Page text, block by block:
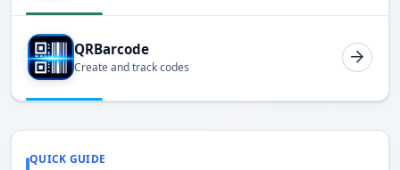
QRBarcode
Create and track codes
QUICK GUIDE